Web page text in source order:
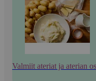
Valmiit ateriat ja aterian